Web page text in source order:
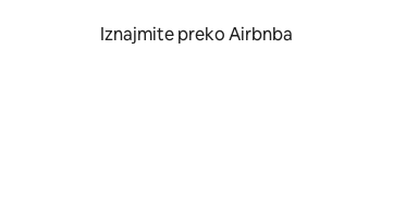
Iznajmite preko Airbnba